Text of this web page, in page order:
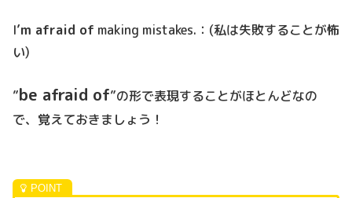
I’m afraid of making mistakes.：(私は失敗することが怖
い)
”be afraid of”の形で表現することがほとんどなの
で、覚えておきましょう！